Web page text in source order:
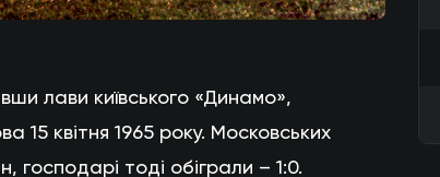
лави київського «Динамо»,
15 квітня 1965 року. Московських
господарі тоді обіграли – 1:0.